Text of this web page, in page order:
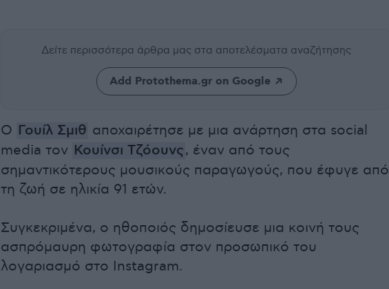
Δείτε περισσότερα άρθρα μας στα αποτελέσματα αναζήτησης
Add Protothema.gr on Google
Ο Γουίλ Σμιθ αποχαιρέτησε με μια ανάρτηση στα social
media τον Κουίνσι Τζόουνς, έναν από τους
σημαντικότερους μουσικούς παραγωγούς, που έφυγε από
τη ζωή σε ηλικία 91 ετών.
Συγκεκριμένα, ο ηθοποιός δημοσίευσε μια κοινή τους
ασπρόμαυρη φωτογραφία στον προσωπικό του
λογαριασμό στο Instagram.